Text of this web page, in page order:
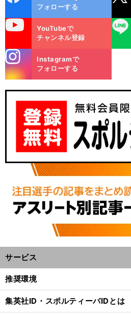
ok
フォローする
YouTubeで
チャンネル登録
LINE
m
Instagramで
フォローする
サービス
推奨環境
集英社ID・スポルティーバIDとは